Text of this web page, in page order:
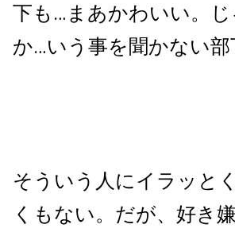
下も…まあかわいい。
か…いう事を聞かない
そういう人にイラッと
くもない。だが、好き